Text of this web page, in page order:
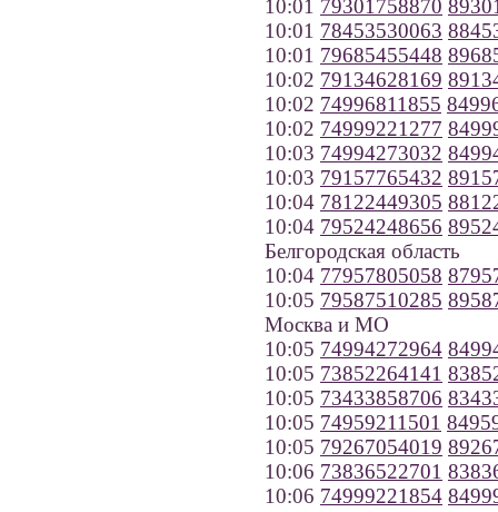
10:01 79301758870
10:01 78453530063
10:01 79685455448
10:02 79134628169
10:02 74996811855
10:02 74999221277
10:03 74994273032
10:03 79157765432
10:04 78122449305
10:04 79524248656
Белгородская область
10:04 77957805058
10:05 79587510285
Москва и МО
10:05 74994272964
10:05 73852264141
10:05 73433858706
10:05 74959211501
10:05 79267054019
10:06 73836522701
10:06 74999221854